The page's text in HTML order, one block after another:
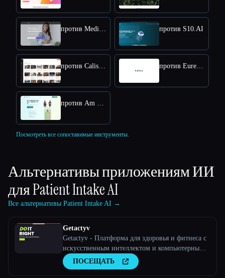
против Medidex Connect против S10.AI
против Calisthenics Workout Plan против Eureka Health
против Am I Getting Fatter Quiz
Посмотреть все сопоставимые инструменты.
Альтернативы приложениям ИИ
дляPatient Intake AI
Все альтернативы Patient Intake AI →
Getactyv
Getactyv - Платформа для здоровья и фитнеса с
искусственным интеллектом и компьютерным
зрением
ПОСЕЩАТЬ